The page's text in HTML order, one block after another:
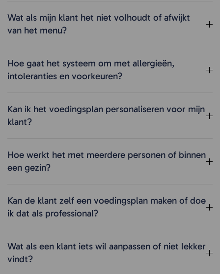
Wat als mijn klant het niet volhoudt of afwijkt
van het menu?
Hoe gaat het systeem om met allergieën,
intoleranties en voorkeuren?
Kan ik het voedingsplan personaliseren voor mijn
klant?
Hoe werkt het met meerdere personen of binnen
een gezin?
Kan de klant zelf een voedingsplan maken of doe
ik dat als professional?
Wat als een klant iets wil aanpassen of niet lekker
vindt?